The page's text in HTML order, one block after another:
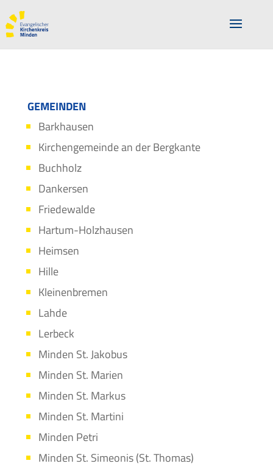
GEMEINDEN
Barkhausen
Kirchengemeinde an der Bergkante
Buchholz
Dankersen
Friedewalde
Hartum-Holzhausen
Heimsen
Hille
Kleinenbremen
Lahde
Lerbeck
Minden St. Jakobus
Minden St. Marien
Minden St. Markus
Minden St. Martini
Minden Petri
Minden St. Simeonis (St. Thomas)